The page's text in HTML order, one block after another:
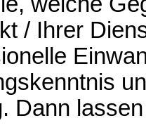
/ Ihrer
Dann